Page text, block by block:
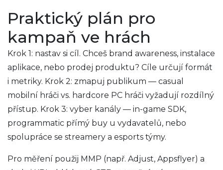
Praktický plán pro
kampaň ve hrách
Krok 1: nastav si cíl. Chceš brand awareness, instalace
aplikace, nebo prodej produktu? Cíle určují formát
i metriky. Krok 2: zmapuj publikum — casual
mobilní hráči vs. hardcore PC hráči vyžadují rozdílný
přístup. Krok 3: vyber kanály — in-game SDK,
programmatic přímý buy u vydavatelů, nebo
spolupráce se streamery a esports týmy.
Pro měření použij MMP (např. Adjust, Appsflyer) a